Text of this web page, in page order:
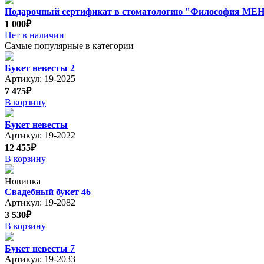
Подарочный сертификат в стоматологию "Философия
1 000₽
Нет в наличии
Самые популярные в категории
Букет невесты 2
Артикул: 19-2025
7 475₽
В корзину
Букет невесты
Артикул: 19-2022
12 455₽
В корзину
Новинка
Свадебный букет 46
Артикул: 19-2082
3 530₽
В корзину
Букет невесты 7
Артикул: 19-2033